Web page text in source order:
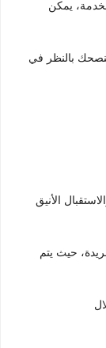
يمكن
بالنظر في
الأنيق
حيث يتم